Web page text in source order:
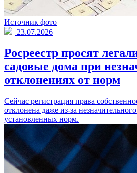
Источник фото
23.07.2026
Росреестр просят
садовые дома при
отклонениях от норм
Сейчас регистрация права
отклонена даже из-за
установленных норм.